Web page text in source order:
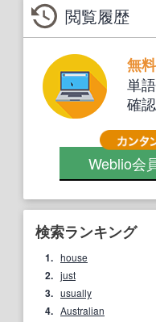
閲覧履歴
無
単
確
Weblio会
検索ランキング
1. house
2. just
3. usually
4. Australian